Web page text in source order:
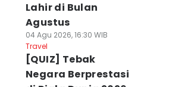
Lahir di Bulan
Agustus
04 Agu 2026, 16:30 WIB
Travel
[QUIZ] Tebak
Negara Berprestasi